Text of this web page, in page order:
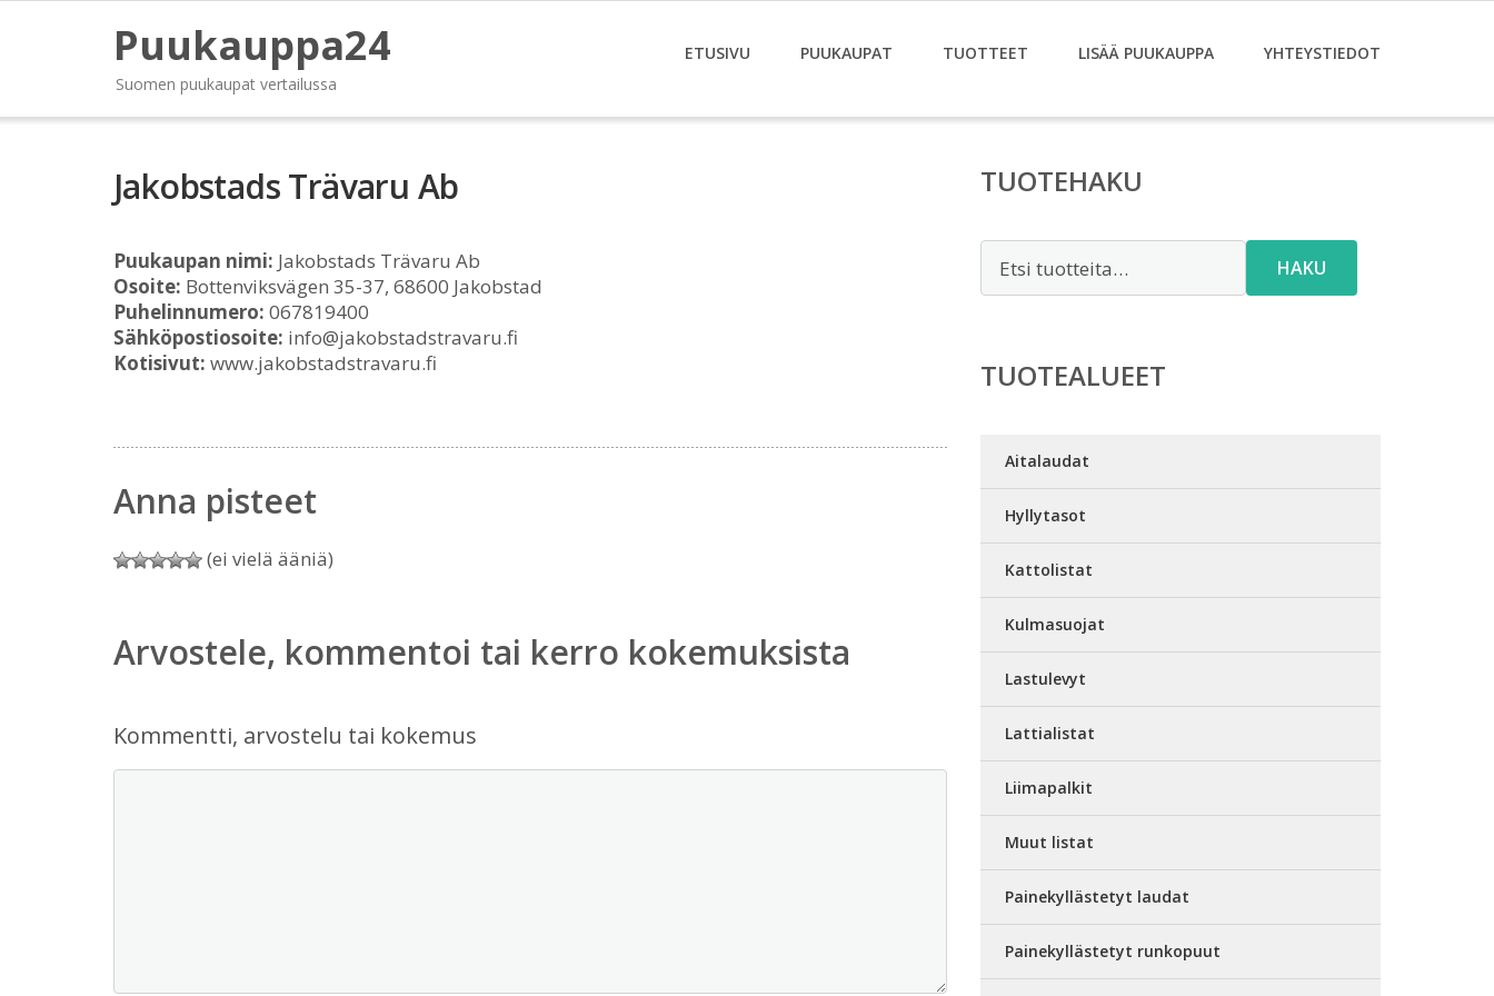
Puukauppa24
Suomen puukaupat vertailussa
ETUSIVU PUUKAUPAT TUOTTEET LISÄÄ PUUKAUPPA YHTEYSTIEDOT
Jakobstads Trävaru Ab
Puukaupan nimi: Jakobstads Trävaru Ab
Osoite: Bottenviksvägen 35-37, 68600 Jakobstad
Puhelinnumero: 067819400
Sähköpostiosoite: info@jakobstadstravaru.fi
Kotisivut: www.jakobstadstravaru.fi
Anna pisteet
(ei vielä ääniä)
Arvostele, kommentoi tai kerro kokemuksista
Kommentti, arvostelu tai kokemus
TUOTEHAKU
HAKU
TUOTEALUEET
Aitalaudat
Hyllytasot
Kattolistat
Kulmasuojat
Lastulevyt
Lattialistat
Liimapalkit
Muut listat
Painekyllästetyt laudat
Painekyllästetyt runkopuut